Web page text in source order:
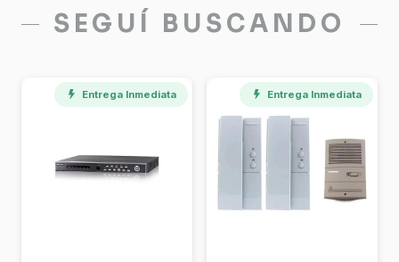
SEGUÍ BUSCANDO
Entrega Inmediata